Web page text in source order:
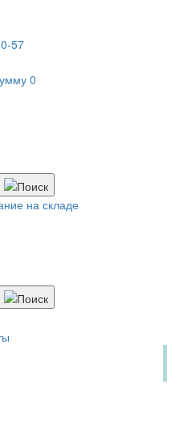
57
0
на складе